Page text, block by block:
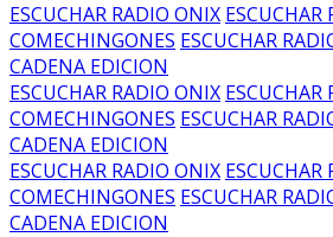
ESCUCHAR RADIO ONIX ESCUCHAR
COMECHINGONES ESCUCHAR
CADENA EDICION
ESCUCHAR RADIO ONIX ESCUCHAR
COMECHINGONES ESCUCHAR
CADENA EDICION
ESCUCHAR RADIO ONIX ESCUCHAR
COMECHINGONES ESCUCHAR
CADENA EDICION